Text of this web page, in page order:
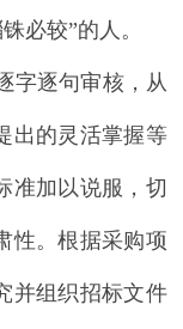
必较”的人。
字逐句审核，从
出的灵活掌握等
准加以说服，切
性。根据采购项
并组织招标文件